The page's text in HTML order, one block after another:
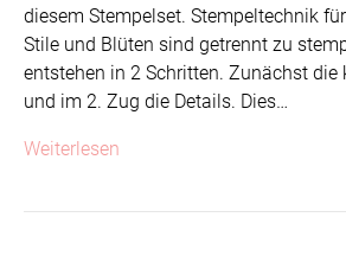
diesem Stempelset. Stempeltechnik
Stile und Blüten sind getrennt zu
entstehen in 2 Schritten. Zunächst die
und im 2. Zug die Details. Dies…
Weiterlesen